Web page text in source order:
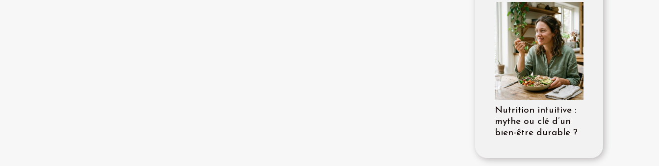
Nutrition intuitive :
mythe ou clé d’un
bien-être durable ?